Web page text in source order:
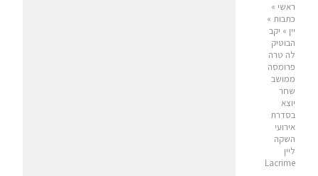
ראשי »
כתבות »
יין » יקב
הבוטיק
לה טרה
פרומסה
ממושב
שחר
יוצא
בסדרת
אירועי
השקה
ליין
Lacrime